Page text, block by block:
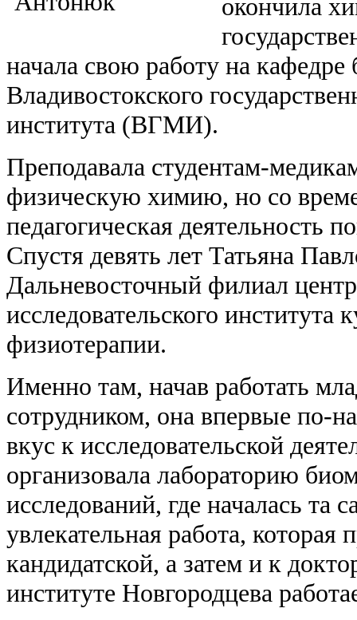
окончила
начала свою работу на
Владивостокского
института (ВГМИ).
Преподавала студентам-
физическую химию, но со
педагогическая деятельность
Спустя девять лет Татьяна
Дальневосточный филиал
исследовательского института
физиотерапии.
Именно там, начав работать
сотрудником, она впервые по-
вкус к исследовательской
организовала лабораторию
исследований, где началась та
увлекательная работа, которая
кандидатской, а затем и к
институте Новгородцева